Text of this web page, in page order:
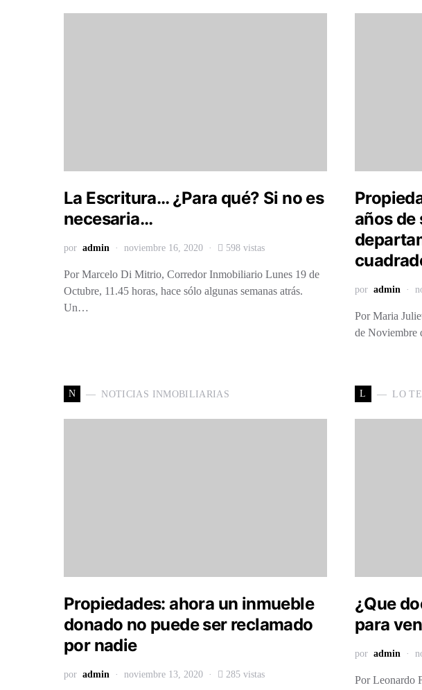
La Escritura… ¿Para qué? Si no es
necesaria…
por admin noviembre 16, 2020 598 vistas
Por Marcelo Di Mitrio, Corredor Inmobiliario Lunes 19 de
Octubre, 11.45 horas, hace sólo algunas semanas atrás.
Un…
años de
por admin
Por Maria
de Noviembre
N NOTICIAS INMOBILIARIAS
Propiedades: ahora un inmueble
donado no puede ser reclamado
por nadie
por admin noviembre 13, 2020 285 vistas
L LO
¿Que
para
por admin
Por Leonardo